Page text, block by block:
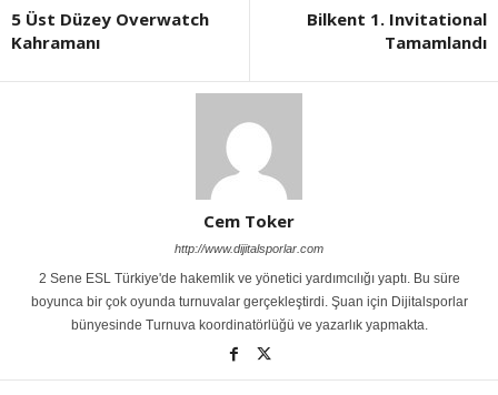
5 Üst Düzey Overwatch
Kahramanı
Bilkent 1. Invitational
Tamamlandı
Cem Toker
http://www.dijitalsporlar.com
2 Sene ESL Türkiye'de hakemlik ve yönetici yardımcılığı yaptı. Bu süre
boyunca bir çok oyunda turnuvalar gerçekleştirdi. Şuan için Dijitalsporlar
bünyesinde Turnuva koordinatörlüğü ve yazarlık yapmakta.